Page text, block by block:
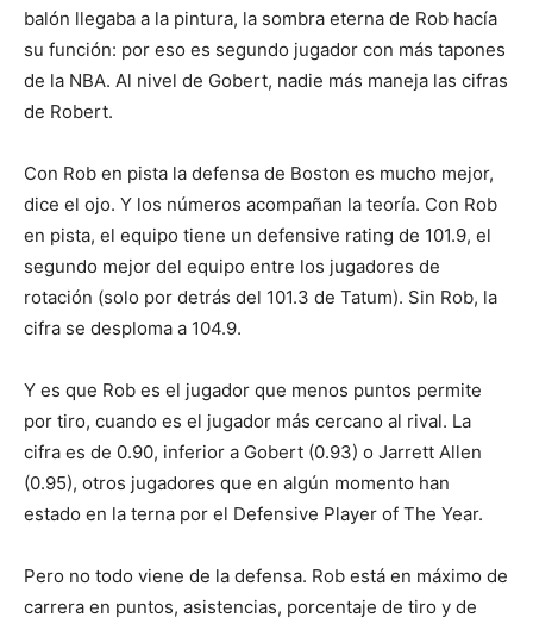
balón llegaba a la pintura, la sombra eterna de Rob hacía
su función: por eso es segundo jugador con más tapones
de la NBA. Al nivel de Gobert, nadie más maneja las cifras
de Robert.
Con Rob en pista la defensa de Boston es mucho mejor,
dice el ojo. Y los números acompañan la teoría. Con Rob
en pista, el equipo tiene un defensive rating de 101.9, el
segundo mejor del equipo entre los jugadores de
rotación (solo por detrás del 101.3 de Tatum). Sin Rob, la
cifra se desploma a 104.9.
Y es que Rob es el jugador que menos puntos permite
por tiro, cuando es el jugador más cercano al rival. La
cifra es de 0.90, inferior a Gobert (0.93) o Jarrett Allen
(0.95), otros jugadores que en algún momento han
estado en la terna por el Defensive Player of The Year.
Pero no todo viene de la defensa. Rob está en máximo de
carrera en puntos, asistencias, porcentaje de tiro y de